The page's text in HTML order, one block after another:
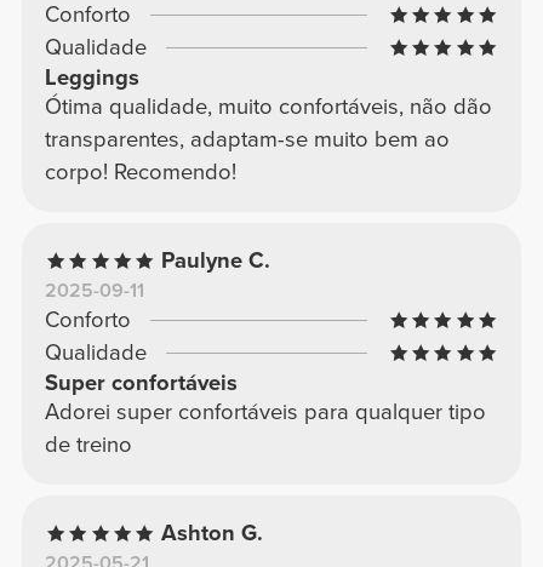
Conforto
Qualidade
Leggings
Ótima qualidade, muito confortáveis, não dão
transparentes, adaptam-se muito bem ao
corpo! Recomendo!
Paulyne C.
2025-09-11
Conforto
Qualidade
Super confortáveis
Adorei super confortáveis para qualquer tipo
de treino
Ashton G.